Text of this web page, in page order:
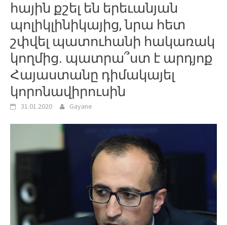
հային քշել են երեւանյան
պոլիկլինիկայից, նրա հետ
շփվել պատուհանի հակառակ
կողմից. պատրա՞ստ է արդյոք
Հայաստանը դիմակայել
կորոնավիրուսին
31.01.2020 Gayane